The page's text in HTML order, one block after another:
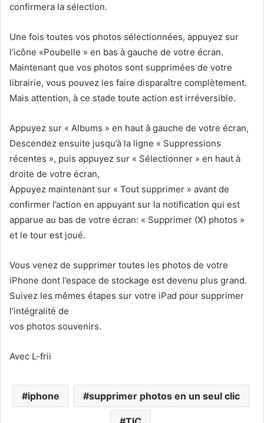
confirmera la sélection.
Une fois toutes vos photos sélectionnées, appuyez sur
l’icône «Poubelle » en bas à gauche de votre écran.
Maintenant que vos photos sont supprimées de votre
librairie, vous pouvez les faire disparaître complètement.
Mais attention, à ce stade toute action est irréversible.
Appuyez sur « Albums » en haut à gauche de votre écran,
Descendez ensuite jusqu’à la ligne « Suppressions
récentes », puis appuyez sur « Sélectionner » en haut à
droite de votre écran,
Appuyez maintenant sur « Tout supprimer » avant de
confirmer l’action en appuyant sur la notification qui est
apparue au bas de votre écran: « Supprimer (X) photos »
et le tour est joué.
Vous venez de supprimer toutes les photos de votre
iPhone dont l’espace de stockage est devenu plus grand.
Suivez les mêmes étapes sur votre iPad pour supprimer
l’intégralité de
vos photos souvenirs.
Avec L-frii
iphone supprimer photos en un seul clic